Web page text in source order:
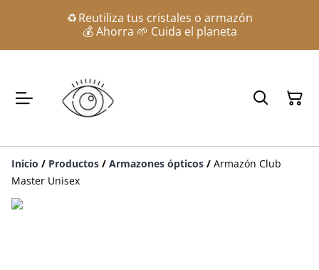
♻️ Reutiliza tus cristales o armazón
💰 Ahorra 🌱 Cuida el planeta
Inicio / Productos / Armazones ópticos / Armazón Club
Master Unisex